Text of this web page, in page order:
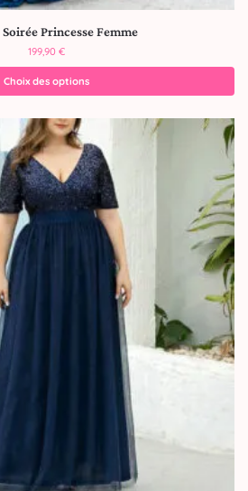
Soirée Princesse Femme
199,90 €
Choix des options